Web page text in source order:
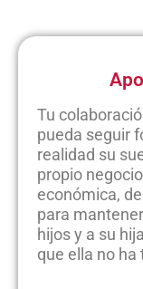
Tu
pueda seguir
realidad su
propio
económica,
para
hijos y a su
que ella no ha